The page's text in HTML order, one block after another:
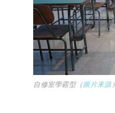
自修室學霸型（圖片來源）